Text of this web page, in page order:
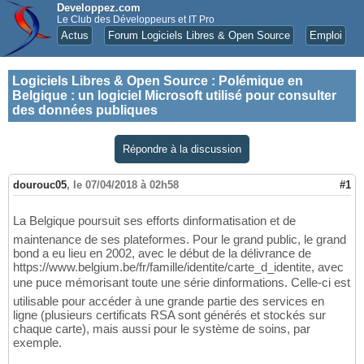
Developpez.com
Le Club des Développeurs et IT Pro
Actus Forum Logiciels Libres & Open Source Emploi
Logiciels Libres & Open Source : Polémique en
Belgique : un logiciel Microsoft utilisé pour consulter
des données publiques
Répondre à la discussion
dourouc05, le 07/04/2018 à 02h58 #1
La Belgique poursuit ses efforts dinformatisation et de
maintenance de ses plateformes. Pour le grand public, le grand
bond a eu lieu en 2002, avec le début de la délivrance de
https://www.belgium.be/fr/famille/identite/carte_d_identite, avec
une puce mémorisant toute une série dinformations. Celle-ci est
utilisable pour accéder à une grande partie des services en
ligne (plusieurs certificats RSA sont générés et stockés sur
chaque carte), mais aussi pour le système de soins, par
exemple.